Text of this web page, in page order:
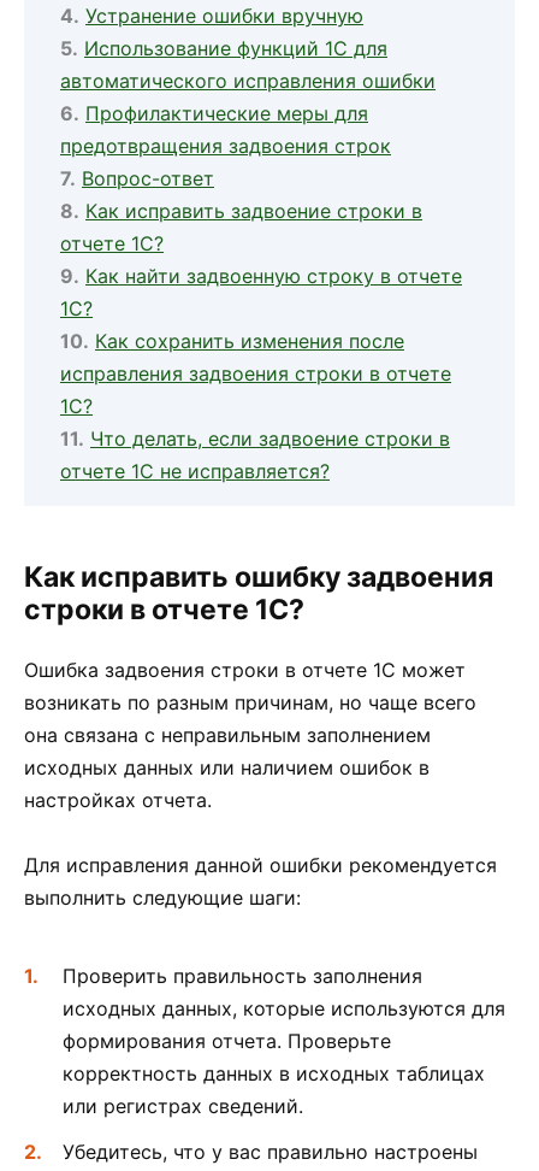
Устранение ошибки вручную
Использование функций 1С для
автоматического исправления ошибки
Профилактические меры для
предотвращения задвоения строк
Вопрос-ответ
Как исправить задвоение строки в
отчете 1С?
Как найти задвоенную строку в отчете
1С?
Как сохранить изменения после
исправления задвоения строки в отчете
1С?
Что делать, если задвоение строки в
отчете 1С не исправляется?
Как исправить ошибку задвоения
строки в отчете 1С?
Ошибка задвоения строки в отчете 1С может
возникать по разным причинам, но чаще всего
она связана с неправильным заполнением
исходных данных или наличием ошибок в
настройках отчета.
Для исправления данной ошибки рекомендуется
выполнить следующие шаги:
Проверить правильность заполнения
исходных данных, которые используются для
формирования отчета. Проверьте
корректность данных в исходных таблицах
или регистрах сведений.
Убедитесь, что у вас правильно настроены